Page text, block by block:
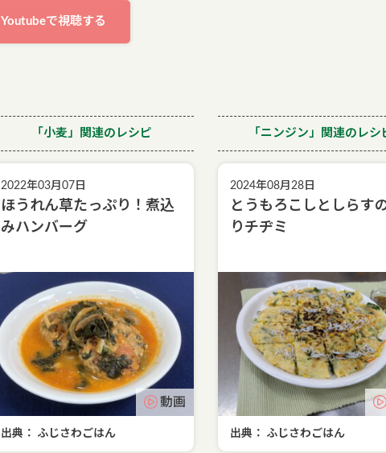
Youtubeで視聴する
「小麦」関連のレシピ
2022年03月07日
ほうれん草たっぷり！煮込
みハンバーグ
動画
出典： ふじさわごはん
「ニンジン」関連のレシ
2024年08月28日
とうもろこしとしらす
りチヂミ
出典： ふじさわごはん